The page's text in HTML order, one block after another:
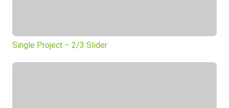
Single Project – 2/3 Slider